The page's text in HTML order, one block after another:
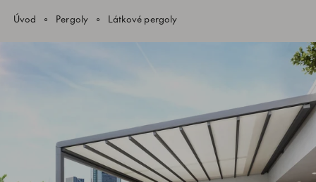
Úvod Pergoly Látkové pergoly